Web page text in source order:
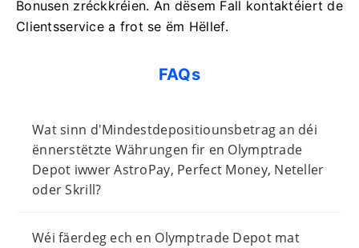
Bonusen zréckkréien. An dësem Fall kontaktéiert de
Clientsservice a frot se ëm Hëllef.
FAQs
Wat sinn d'Mindestdepositiounsbetrag an déi
ënnerstëtzte Währungen fir en Olymptrade
Depot iwwer AstroPay, Perfect Money, Neteller
oder Skrill?
Wéi fäerdeg ech en Olymptrade Depot mat